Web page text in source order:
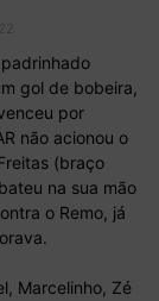
gol de bobeira,
por
não acionou o
(braço
na sua mão
o Remo, já
Marcelinho, Zé